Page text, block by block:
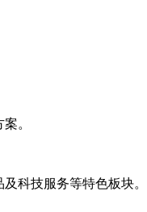
。
科技服务等特色板块。